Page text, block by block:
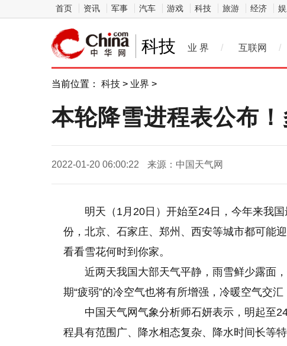
首页 资讯 军事 汽车 游戏 科技 旅游 经济
科技 业 界 / 互联网 /
当前位置： 科技 > 业界 >
本轮降雪进程表公布
2022-01-20 06:00:22 来源：中国天气网
明天（1月20日）开始至24日，今年来我
份，北京、石家庄、郑州、西安等城市都可能
看看雪花何时到你家。
近两天我国大部天气平静，雨雪鲜少露面
期“疲弱”的冷空气也将有所增强，冷暖空气交汇
中国天气网气象分析师石妍表示，明起至
程具有范围广、降水相态复杂、降水时间长等